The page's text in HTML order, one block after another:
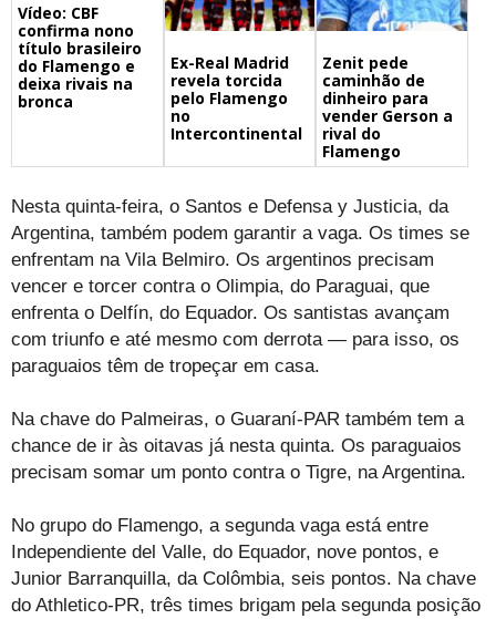
Vídeo: CBF
confirma nono
título brasileiro
do Flamengo e
deixa rivais na
bronca
Ex-Real Madrid
revela torcida
pelo Flamengo
no
Intercontinental
Zenit pede
caminhão de
dinheiro para
vender Gerson a
rival do
Flamengo
Nesta quinta-feira, o Santos e Defensa y Justicia, da
Argentina, também podem garantir a vaga. Os times se
enfrentam na Vila Belmiro. Os argentinos precisam
vencer e torcer contra o Olimpia, do Paraguai, que
enfrenta o Delfín, do Equador. Os santistas avançam
com triunfo e até mesmo com derrota — para isso, os
paraguaios têm de tropeçar em casa.
Na chave do Palmeiras, o Guaraní-PAR também tem a
chance de ir às oitavas já nesta quinta. Os paraguaios
precisam somar um ponto contra o Tigre, na Argentina.
No grupo do Flamengo, a segunda vaga está entre
Independiente del Valle, do Equador, nove pontos, e
Junior Barranquilla, da Colômbia, seis pontos. Na chave
do Athletico-PR, três times brigam pela segunda posição